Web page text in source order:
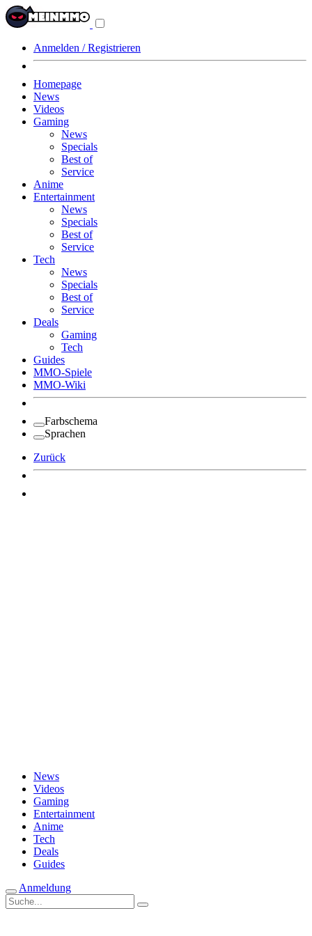
Anmelden / Registrieren
Homepage
News
Videos
Gaming
News
Specials
Best of
Service
Anime
Entertainment
News
Specials
Best of
Service
Tech
News
Specials
Best of
Service
Deals
Gaming
Tech
Guides
MMO-Spiele
MMO-Wiki
Farbschema
Sprachen
Zurück
News
Videos
Gaming
Entertainment
Anime
Tech
Deals
Guides
Anmeldung
Suche
nach: